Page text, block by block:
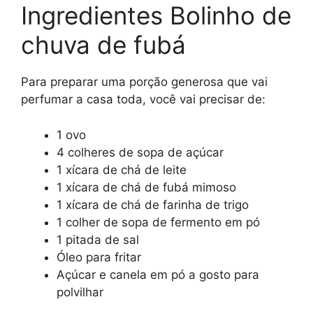
Ingredientes Bolinho de
chuva de fubá
Para preparar uma porção generosa que vai
perfumar a casa toda, você vai precisar de:
1 ovo
4 colheres de sopa de açúcar
1 xícara de chá de leite
1 xícara de chá de fubá mimoso
1 xícara de chá de farinha de trigo
1 colher de sopa de fermento em pó
1 pitada de sal
Óleo para fritar
Açúcar e canela em pó a gosto para
polvilhar